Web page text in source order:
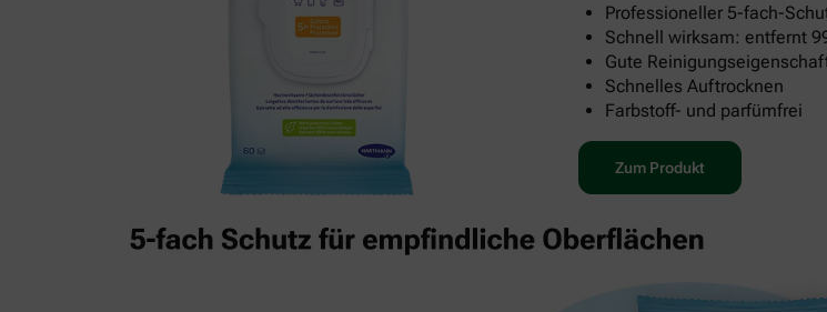
Professioneller 5-fach-
Schnell wirksam: entfernt
Gute
Schnelles Auftrocknen
Farbstoff- und parfümfrei
Zum Produkt